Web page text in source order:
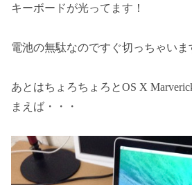
キーボードが光ってます！
電池の無駄なのですぐ切っちゃいま
あとはちょろちょろとOS X
まえば・・・